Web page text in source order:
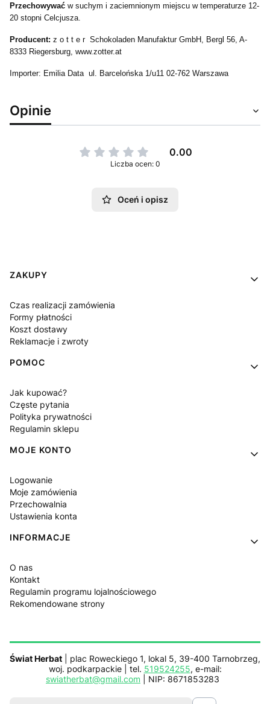
Przechowywać w suchym i zaciemnionym miejscu w temperaturze 12-
20 stopni Celcjusza.
Producent: z o t t e r Schokoladen Manufaktur GmbH, Bergl 56, A-
8333 Riegersburg, www.zotter.at
Importer: Emilia Data ul. Barcelońska 1/u11 02-762 Warszawa
Opinie
0.00
Liczba ocen: 0
Oceń i opisz
Linki w stopce
ZAKUPY
Czas realizacji zamówienia
Formy płatności
Koszt dostawy
Reklamacje i zwroty
POMOC
Jak kupować?
Częste pytania
Polityka prywatności
Regulamin sklepu
MOJE KONTO
Logowanie
Moje zamówienia
Przechowalnia
Ustawienia konta
INFORMACJE
O nas
Kontakt
Regulamin programu lojalnościowego
Rekomendowane strony
Świat Herbat | plac Roweckiego 1, lokal 5, 39-400 Tarnobrzeg,
woj. podkarpackie | tel. 519524255, e-mail:
swiatherbat@gmail.com | NIP: 8671853283